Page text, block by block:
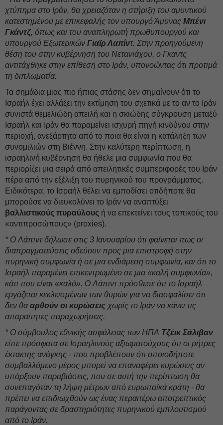
χτύπημα στο Ιράν, θα χρειαζόταν η στήριξη του αμυντικού
κατεστημένου με επικεφαλής τον υπουργό Άμυνας Μπένι
Γκάντζ, όπως και του αναπληρωτή πρωθυπουργού και
υπουργού Εξωτερικών Γιαϊρ Λαπίντ. Στην προηγούμενη
θέση του στην κυβέρνηση του Νετανιάχου, ο Γκαντς
αντιτάχθηκε στην επίθεση στο Ιράν, υπονοώντας ότι προτιμά
τη διπλωματία.
Τα σημάδια μιας πιο ήπιας στάσης δεν σημαίνουν ότι το
Ισραήλ έχει αλλάξει την εκτίμηση του σχετικά με το αν το Ιράν
συνιστά θεμελιώδη απειλή και η σκιώδης σύγκρουση μεταξύ
Ισραήλ και Ιράν θα παραμείνει ισχυρή πηγή κινδύνου στην
περιοχή, ανεξάρτητα από το ποια θα είναι η κατάληξη των
συνομιλιών στη Βιέννη. Στην καλύτερη περίπτωση, η
ισραηλινή κυβέρνηση θα ήθελε μια συμφωνία που θα
περιορίζει μια σειρά από απειλητικές συμπεριφορές του Ιράν
πέρα από την εξέλιξη του πυρηνικού του προγράμματος.
Ειδικότερα, το Ισραήλ θέλει να εμποδίσει οτιδήποτε θα
μπορούσε να διευκολύνει το Ιράν να αναπτύξει
βαλλιστικούς πυραύλους ή να επεκτείνει τους τοπικούς του
«αντιπροσώπους» (proxies).
* Ο Λάπιντ δήλωσε στις 3 Ιανουαρίου ότι φαίνεται πως οι
διαπραγματεύσεις οδεύουν προς μια επιστροφή στην
πυρηνική συμφωνία ή σε μια ενδιάμεση συμφωνία, και ότι το
Ισραήλ παραμένει επικεντρωμένο σε μια «καλή συμφωνία»,
κάτι που είναι «καλό». Ο Λάπιντ πρόσθεσε ότι το Ισραήλ
εργάζεται κεκλεισμένων των θυρών για να διασφαλίσει ότι
δεν θα αρθούν οι κυρώσεις χωρίς το Ιράν να κάνει τις
απαραίτητες παραχωρήσεις.
* Ο σύμβουλος εθνικής ασφάλειας των ΗΠΑ Τζέικ Σάλιβαν
είπε πρόσφατα σε Ισραηλινούς αξιωματούχους ότι οι ρήτρες
έκτακτης ανάγκης - που προβλέπουν ότι οποιοδήποτε
συμβαλλόμενο μέρος μπορεί να επαναφέρει κυρώσεις αν
υπάρξουν παραβιάσεις, που σε αυτή την περίπτωση θα
συνεπαγόταν τη λήψη μέτρων από ευρωπαϊκά κράτη - θα
πρέπει να επιδιωχθούν ως ένας περαιτέρω αποτρεπτικός
παράγοντας σε δραστηριότητες πυρηνικού εμπλουτισμού
από το Ιράν.